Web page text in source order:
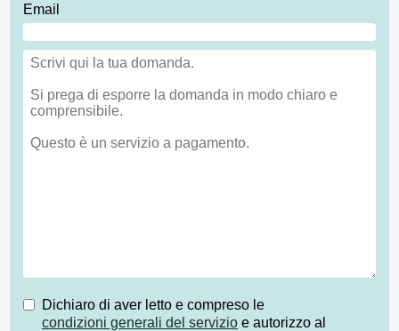
Email
Dichiaro di aver letto e compreso le
condizioni generali del servizio e autorizzo al